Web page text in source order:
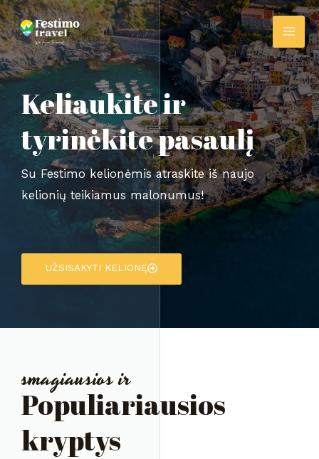
Pereiti
prie
turinio
Keliaukite ir
tyrinėkite pasaulį
Su Festimo kelionėmis atraskite iš naujo
kelionių teikiamus malonumus!
UŽSISAKYTI KELIONĘ
smagiausios ir
Populiariausios
kryptys